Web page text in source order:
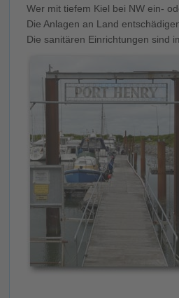
Wer mit tiefem Kiel bei NW ein-
Die Anlagen an Land
Die sanitären Einrichtungen sind